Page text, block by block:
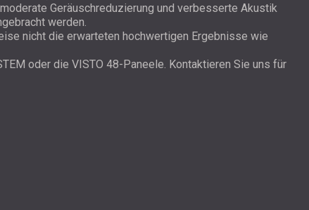
Geräuschreduzierung und verbesserte Akustik
werden.
nicht die erwarteten hochwertigen Ergebnisse wie
oder die VISTO 48-Paneele. Kontaktieren Sie uns für